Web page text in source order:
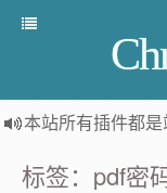
本站所有插件都是
标签：pdf密